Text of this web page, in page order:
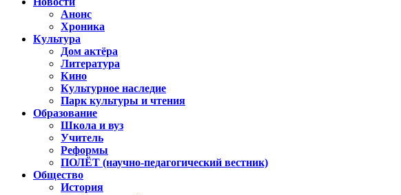
Анонс
Хроника
Культура
Дом актёра
Литература
Кино
Культурное наследие
Парк культуры и чтения
Образование
Школа и вуз
Учитель
Реформы
ПОЛЁТ (научно-педагогический вестник)
Общество
История